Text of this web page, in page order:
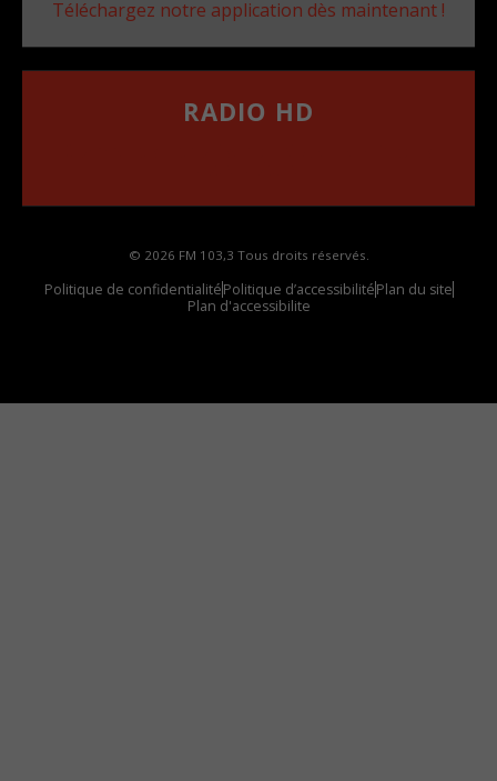
Téléchargez notre application dès maintenant !
RADIO HD
© 2026 FM 103,3 Tous droits réservés.
Politique de confidentialitéPolitique d’accessibilitéPlan du site
Plan d'accessibilite